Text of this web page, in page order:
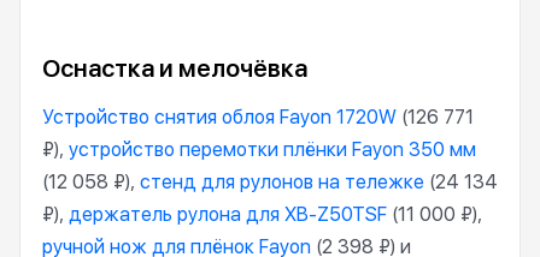
Оснастка и мелочёвка
Устройство снятия облоя Fayon 1720W (126 771
₽), устройство перемотки плёнки Fayon 350 мм
(12 058 ₽), стенд для рулонов на тележке (24 134
₽), держатель рулона для XB-Z50TSF (11 000 ₽),
ручной нож для плёнок Fayon (2 398 ₽) и